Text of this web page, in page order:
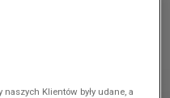
Klientów były udane, a